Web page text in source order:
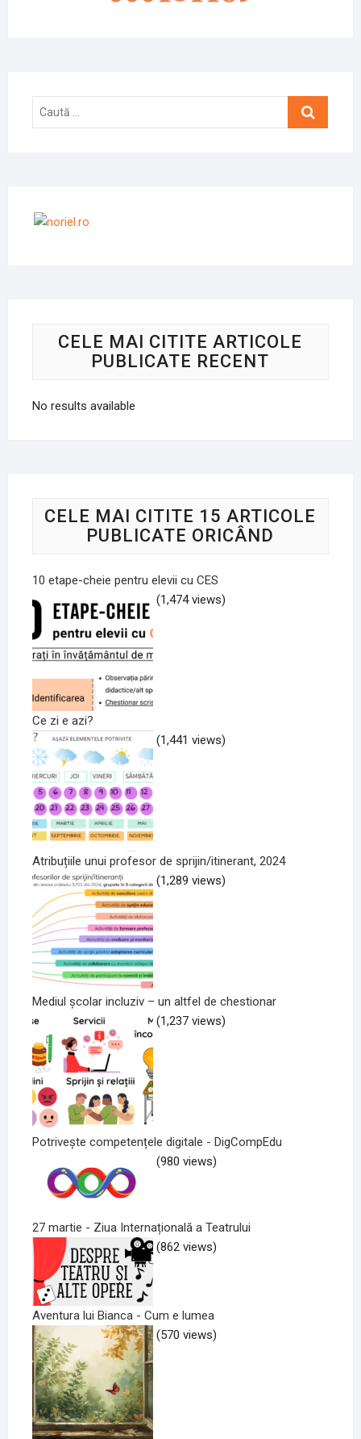
Caută
CELE MAI CITITE ARTICOLE
PUBLICATE RECENT
No results available
CELE MAI CITITE 15 ARTICOLE
PUBLICATE ORICÂND
10 etape-cheie pentru elevii cu CES
(1,474 views)
Ce zi e azi?
(1,441 views)
Atribuțiile unui profesor de sprijin/itinerant, 2024
(1,289 views)
Mediul școlar incluziv – un altfel de chestionar
(1,237 views)
Potrivește competențele digitale - DigCompEdu
(980 views)
27 martie - Ziua Internațională a Teatrului
(862 views)
Aventura lui Bianca - Cum e lumea
(570 views)